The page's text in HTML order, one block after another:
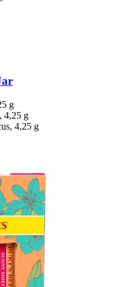
g
4,25 g
4,25 g